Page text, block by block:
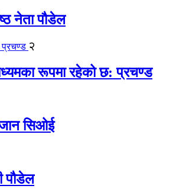
नेता पौडेल
२
रूपमा रहेको छ: प्रचण्ड
जान सिओई
पौडेल